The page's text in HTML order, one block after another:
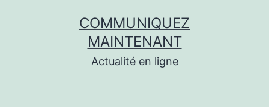
COMMUNIQUEZ
MAINTENANT
Actualité en ligne